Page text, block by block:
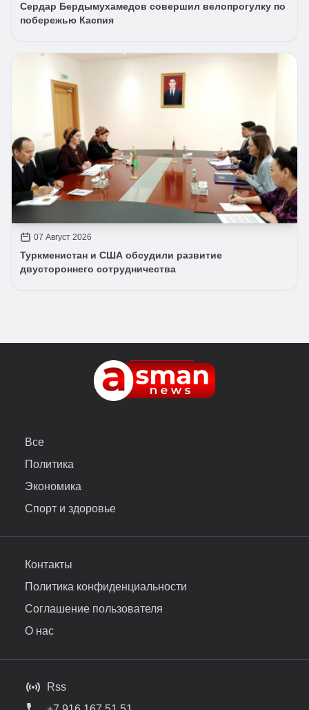
Сердар Бердымухамедов совершил велопрогулку по
побережью Каспия
07 Август 2026
Туркменистан и США обсудили развитие
двустороннего сотрудничества
Все
Политика
Экономика
Спорт и здоровье
Контакты
Политика конфиденциальности
Соглашение пользователя
О нас
Rss